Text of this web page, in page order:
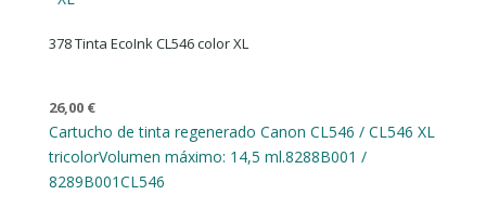
378 Tinta EcoInk CL546 color XL
26,00 €
Cartucho de tinta regenerado Canon CL546 / CL546 XL
tricolorVolumen máximo: 14,5 ml.8288B001 /
8289B001CL546